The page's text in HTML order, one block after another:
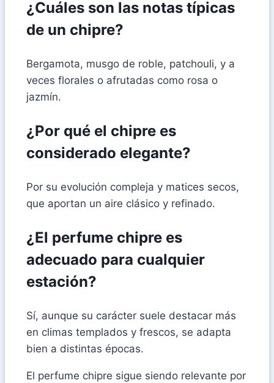
¿Cuáles son las notas típicas
de un chipre?
Bergamota, musgo de roble, patchouli, y a
veces florales o afrutadas como rosa o
jazmín.
¿Por qué el chipre es
considerado elegante?
Por su evolución compleja y matices secos,
que aportan un aire clásico y refinado.
¿El perfume chipre es
adecuado para cualquier
estación?
Sí, aunque su carácter suele destacar más
en climas templados y frescos, se adapta
bien a distintas épocas.
El perfume chipre sigue siendo relevante por